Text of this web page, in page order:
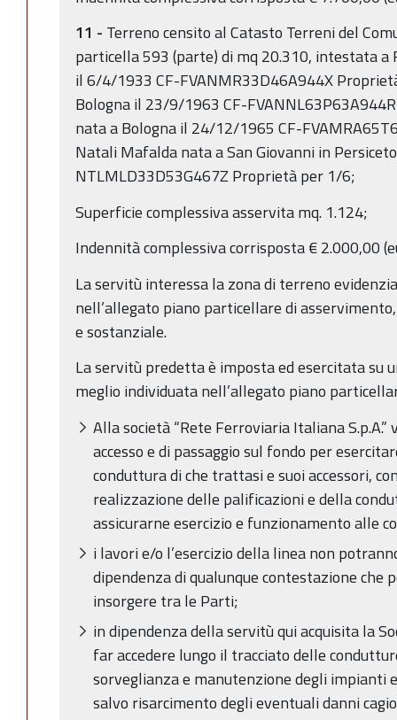
11 - Terreno censito al Catasto Terreni del
particella 593 (parte) di mq 20.310, intestata a
il 6/4/1933 CF-FVANMR33D46A944X
Bologna il 23/9/1963 CF-
nata a Bologna il 24/12/1965 CF-
Natali Mafalda nata a San Giovanni in
NTLMLD33D53G467Z Proprietà per 1/6;
Superficie complessiva asservita mq. 1.124;
Indennità complessiva corrisposta € 2.000,00
La servitù interessa la zona di terreno
nell’allegato piano particellare di
e sostanziale.
La servitù predetta è imposta ed esercitata su
meglio individuata nell’allegato piano
Alla società “Rete Ferroviaria Italiana
accesso e di passaggio sul fondo per
conduttura di che trattasi e suoi accessori,
realizzazione delle palificazioni e della
assicurarne esercizio e funzionamento alle
i lavori e/o l’esercizio della linea non
dipendenza di qualunque contestazione che
insorgere tra le Parti;
in dipendenza della servitù qui acquisita la
far accedere lungo il tracciato delle
sorveglianza e manutenzione degli impianti
salvo risarcimento degli eventuali danni